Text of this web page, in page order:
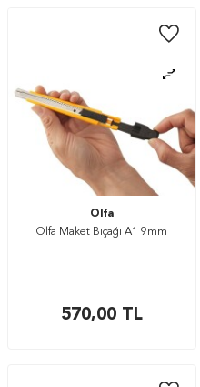
Olfa
Olfa Maket Bıçağı A1 9mm
570,00 TL